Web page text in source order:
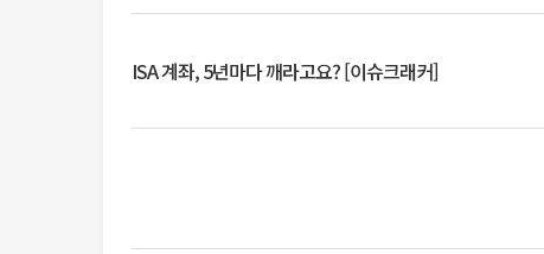
ISA 계좌, 5년마다 깨라고요? [이슈크래커]